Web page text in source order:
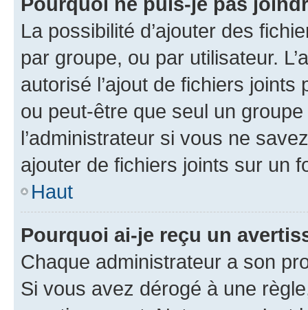
La possibilité d’ajouter des
par groupe, ou par utilisateur.
autorisé l’ajout de fichiers
ou peut-être que seul un
l’administrateur si vous ne
ajouter de fichiers joints sur un
Haut
Pourquoi ai-je reçu un
Chaque administrateur a son
Si vous avez dérogé à une